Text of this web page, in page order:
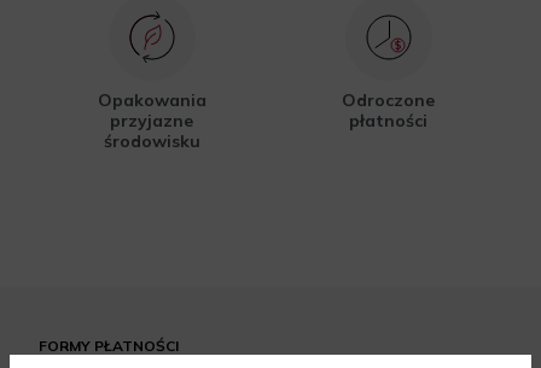
Opakowania
przyjazne
środowisku
Odroczone
płatności
FORMY PŁATNOŚCI